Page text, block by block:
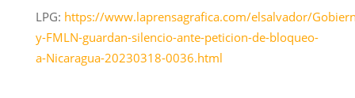
LPG: https://www.laprensagrafica.com/elsalvador/
y-FMLN-guardan-silencio-ante-peticion-de-bloqueo-
a-Nicaragua-20230318-0036.html